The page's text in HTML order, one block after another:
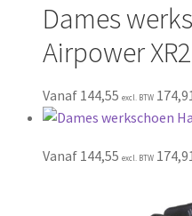
Dames
Airpower
Vanaf 144,55 excl. BTW
Vanaf 144,55 excl. BTW